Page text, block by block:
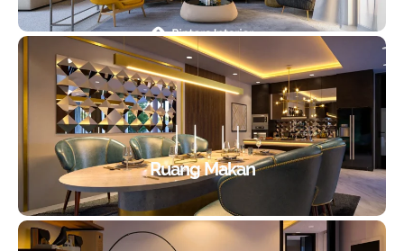
Ruang Makan